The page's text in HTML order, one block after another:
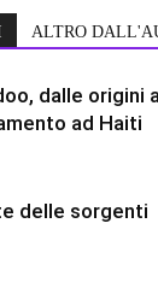
ALTRO
dalle origini
ad Haiti
delle sorgenti